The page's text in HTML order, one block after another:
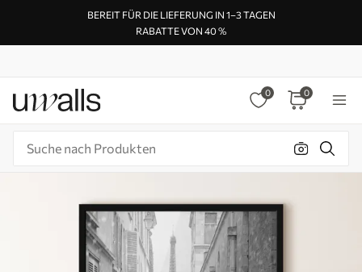
BEREIT FÜR DIE LIEFERUNG IN 1–3 TAGEN
RABATTE VON 40 %
0 0